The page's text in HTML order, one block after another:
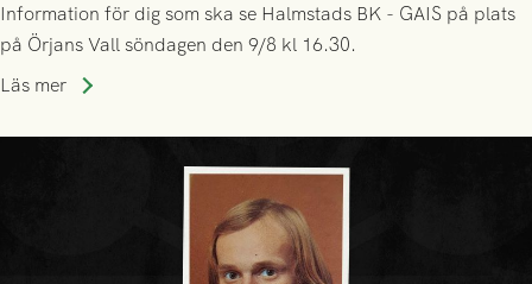
Information för dig som ska se Halmstads BK - GAIS på plats
på Örjans Vall söndagen den 9/8 kl 16.30.
Läs mer